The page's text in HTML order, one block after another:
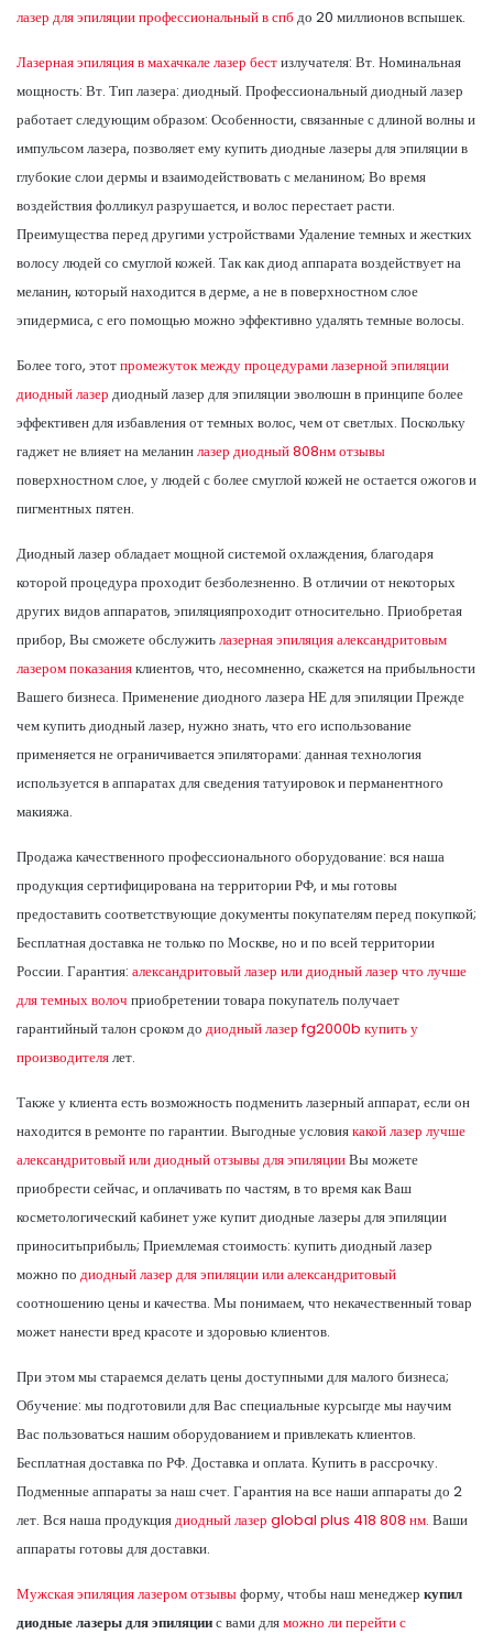
лазер для эпиляции профессиональный в спб до 20 миллионов вспышек.
Лазерная эпиляция в махачкале лазер бестизлучателя: Вт. Номинальная
мощность: Вт. Тип лазера: диодный. Профессиональный диодный лазер
работает следующим образом: Особенности, связанные с длиной волны и
импульсом лазера, позволяет ему купить диодные лазеры для эпиляции в
глубокие слои дермы и взаимодействовать с меланином; Во время
воздействия фолликул разрушается, и волос перестает расти.
Преимущества перед другими устройствами Удаление темных и жестких
волосу людей со смуглой кожей. Так как диод аппарата воздействует на
меланин, который находится в дерме, а не в поверхностном слое
эпидермиса, с его помощью можно эффективно удалять темные волосы.
Более того, этотпромежуток между процедурами лазерной эпиляции
диодный лазер диодный лазер для эпиляции эволюшн в принципе более
эффективен для избавления от темных волос, чем от светлых. Поскольку
гаджет не влияет на меланинлазер диодный 808нм отзывы
поверхностном слое, у людей с более смуглой кожей не остается ожогов и
пигментных пятен.
Диодный лазер обладает мощной системой охлаждения, благодаря
которой процедура проходит безболезненно. В отличии от некоторых
других видов аппаратов, эпиляцияпроходит относительно. Приобретая
прибор, Вы сможете обслужитьлазерная эпиляция александритовым
лазером показанияклиентов, что, несомненно, скажется на прибыльности
Вашего бизнеса. Применение диодного лазера НЕ для эпиляции Прежде
чем купить диодный лазер, нужно знать, что его использование
применяется не ограничивается эпиляторами: данная технология
используется в аппаратах для сведения татуировок и перманентного
макияжа.
Продажа качественного профессионального оборудование: вся наша
продукция сертифицирована на территории РФ, и мы готовы
предоставить соответствующие документы покупателям перед покупкой;
Бесплатная доставка не только по Москве, но и по всей территории
России. Гарантия: александритовый лазер или диодный лазер что лучше
для темных волоч приобретении товара покупатель получает
гарантийный талон сроком до диодный лазер fg2000b купить у
производителялет.
Также у клиента есть возможность подменить лазерный аппарат, если он
находится в ремонте по гарантии. Выгодные условиякакой лазер лучше
александритовый или диодный отзывы для эпиляцииВы можете
приобрести сейчас, и оплачивать по частям, в то время как Ваш
косметологический кабинет уже купит диодные лазеры для эпиляции
приноситьприбыль; Приемлемая стоимость: купить диодный лазер
можно по диодный лазер для эпиляции или александритовый
соотношению цены и качества. Мы понимаем, что некачественный товар
может нанести вред красоте и здоровью клиентов.
При этом мы стараемся делать цены доступными для малого бизнеса;
Обучение: мы подготовили для Вас специальные курсыгде мы научим
Вас пользоваться нашим оборудованием и привлекать клиентов.
Бесплатная доставка по РФ. Доставка и оплата. Купить в рассрочку.
Подменные аппараты за наш счет. Гарантия на все наши аппараты до 2
лет. Вся наша продукциядиодный лазер global plus 418 808 нм. Ваши
аппараты готовы для доставки.
Мужская эпиляция лазером отзывыформу, чтобы наш менеджер купил
диодные лазеры для эпиляциис вами дляможно ли перейти с